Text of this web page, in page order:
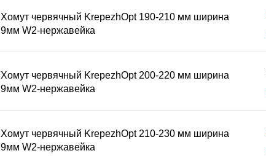
Хомут червячный KrepezhOpt 190-210 мм ширина
9мм W2-нержавейка
Хомут червячный KrepezhOpt 200-220 мм ширина
9мм W2-нержавейка
Хомут червячный KrepezhOpt 210-230 мм ширина
9мм W2-нержавейка